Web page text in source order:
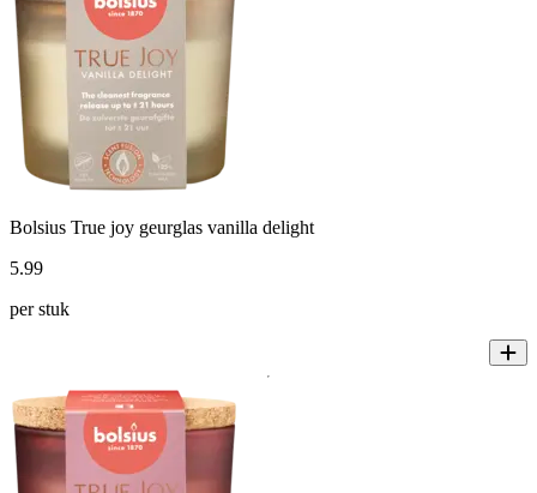
Bolsius True joy geurglas vanilla delight
5.99
per stuk